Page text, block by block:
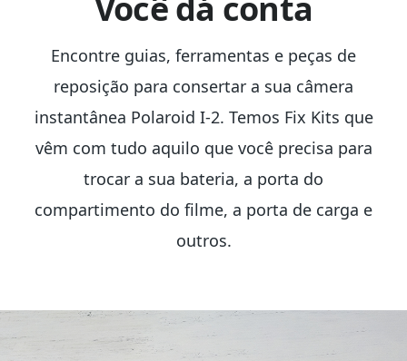
Encontre guias, ferramentas e peças de
reposição para consertar a sua câmera
instantânea Polaroid I-2. Temos Fix Kits que
vêm com tudo aquilo que você precisa para
trocar a sua bateria, a porta do
compartimento do filme, a porta de carga e
outros.